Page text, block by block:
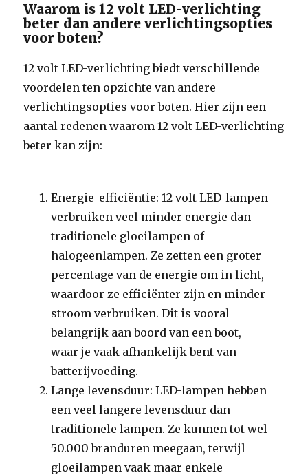
Waarom is 12 volt LED-verlichting
beter dan andere verlichtingsopties
voor boten?
12 volt LED-verlichting biedt verschillende
voordelen ten opzichte van andere
verlichtingsopties voor boten. Hier zijn een
aantal redenen waarom 12 volt LED-verlichting
beter kan zijn:
Energie-efficiëntie: 12 volt LED-lampen
verbruiken veel minder energie dan
traditionele gloeilampen of
halogeenlampen. Ze zetten een groter
percentage van de energie om in licht,
waardoor ze efficiënter zijn en minder
stroom verbruiken. Dit is vooral
belangrijk aan boord van een boot,
waar je vaak afhankelijk bent van
batterijvoeding.
Lange levensduur: LED-lampen hebben
een veel langere levensduur dan
traditionele lampen. Ze kunnen tot wel
50.000 branduren meegaan, terwijl
gloeilampen vaak maar enkele